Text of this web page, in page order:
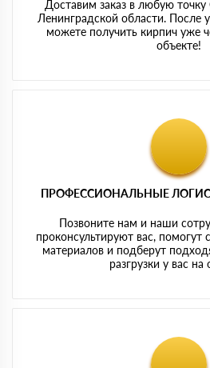
Доставим заказ в любую точку
Ленинградской области. После
можете получить кирпич уже
объекте!
ПРОФЕССИОНАЛЬНЫЕ
Позвоните нам и наши
проконсультируют вас, помогут
материалов и подберут
разгрузки у вас на